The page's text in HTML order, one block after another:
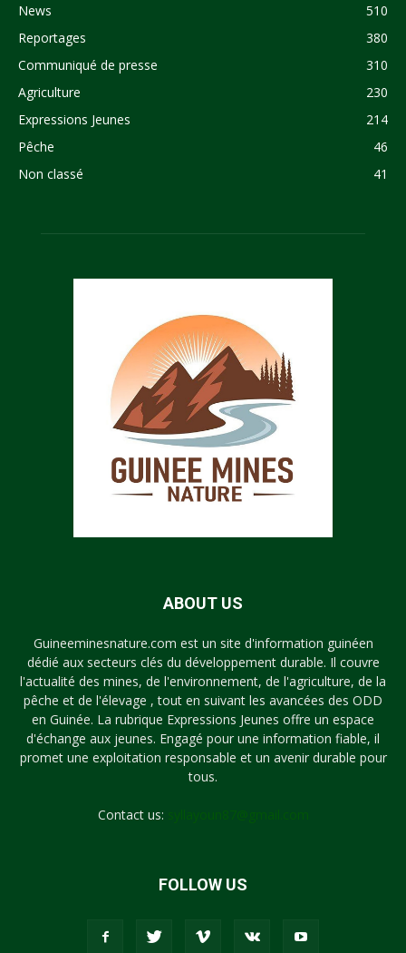
News
510
Reportages
380
Communiqué de presse
310
Agriculture
230
Expressions Jeunes
214
Pêche
46
Non classé
41
ABOUT US
Guineeminesnature.com est un site d'information guinéen
dédié aux secteurs clés du développement durable. Il couvre
l'actualité des mines, de l'environnement, de l'agriculture, de la
pêche et de l'élevage , tout en suivant les avancées des ODD
en Guinée. La rubrique Expressions Jeunes offre un espace
d'échange aux jeunes. Engagé pour une information fiable, il
promet une exploitation responsable et un avenir durable pour
tous.
Contact us:
FOLLOW US